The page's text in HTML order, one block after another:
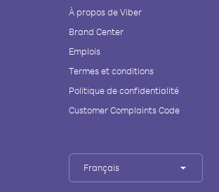
À propos de Viber
Brand Center
Emplois
Termes et conditions
Politique de confidentialité
Customer Complaints Code
Français